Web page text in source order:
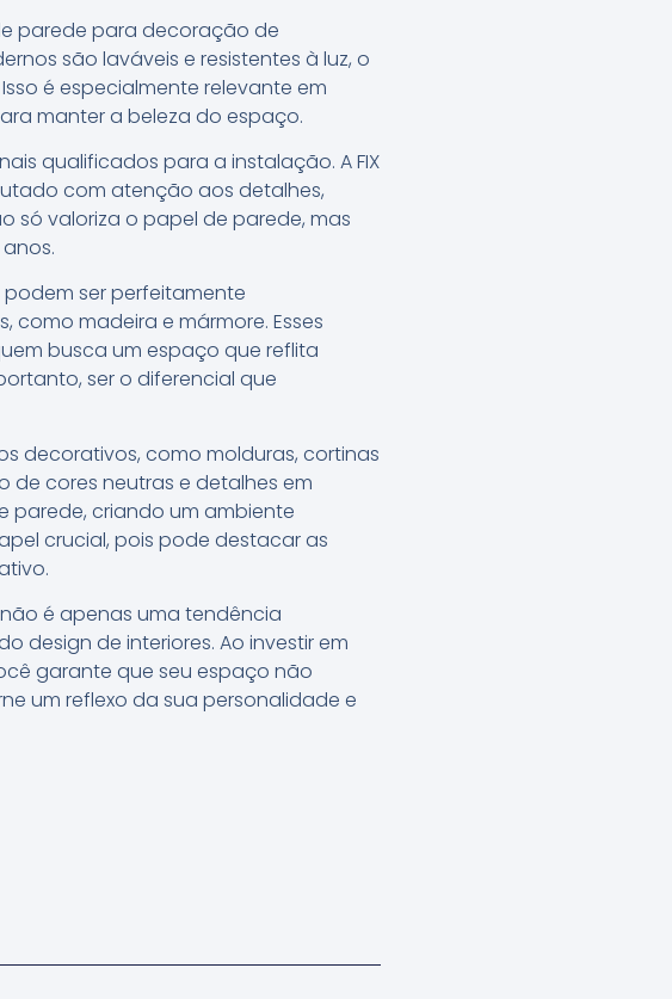
parede para decoração de
são laváveis e resistentes à luz, o
é especialmente relevante em
manter a beleza do espaço.
qualificados para a instalação. A FIX
com atenção aos detalhes,
só valoriza o papel de parede, mas
ser perfeitamente
madeira e mármore. Esses
busca um espaço que reflita
ser o diferencial que
decorativos, como molduras, cortinas
de cores neutras e detalhes em
parede, criando um ambiente
crucial, pois pode destacar as
é apenas uma tendência
design de interiores. Ao investir em
garante que seu espaço não
um reflexo da sua personalidade e